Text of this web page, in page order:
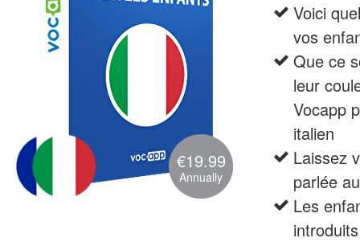
€19.99
Annually
Voici
vos
Que ce
leur
Vocapp
italien
Laissez
parlée
Les